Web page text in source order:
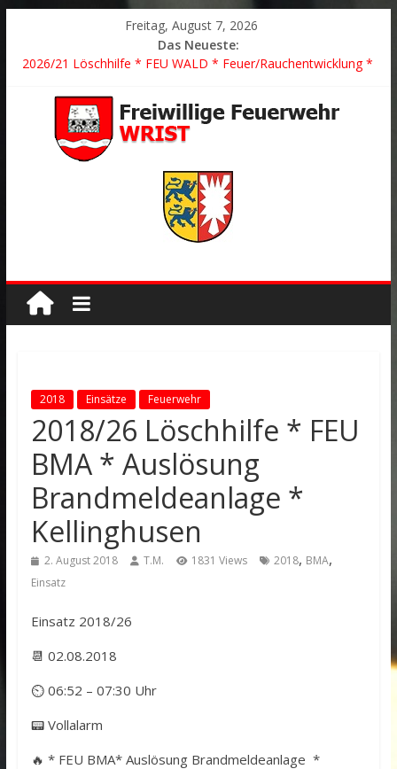
Freitag, August 7, 2026
Das Neueste:
2026/21 Löschhilfe * FEU WALD * Feuer/Rauchentwicklung *
2026/24 * TH G Y * PKW überschlagen *
2026/23 TH K Y * Person in festsitzendem Aufzug *
2026/22 TH Y * VU * 1 Person klemmt * Hingstheide
Der schönste Einsatz des Jahres 2026
2018 Einsätze Feuerwehr
2018/26 Löschhilfe * FEU
BMA * Auslösung
Brandmeldeanlage *
Kellinghusen
2. August 2018 T.M. 1831 Views 2018, BMA,
Einsatz
Einsatz 2018/26
📆 02.08.2018
⏲ 06:52 – 07:30 Uhr
📟 Vollalarm
🔥 * FEU BMA* Auslösung Brandmeldeanlage *